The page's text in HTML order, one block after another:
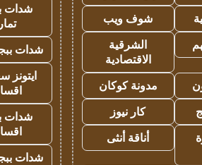
شوف ويب
الشرقية
الاقتصادية
مدونة كوكان
كار نيوز
أناقة أنثى
شدات
شدات
ايتونز
شدات
شدات